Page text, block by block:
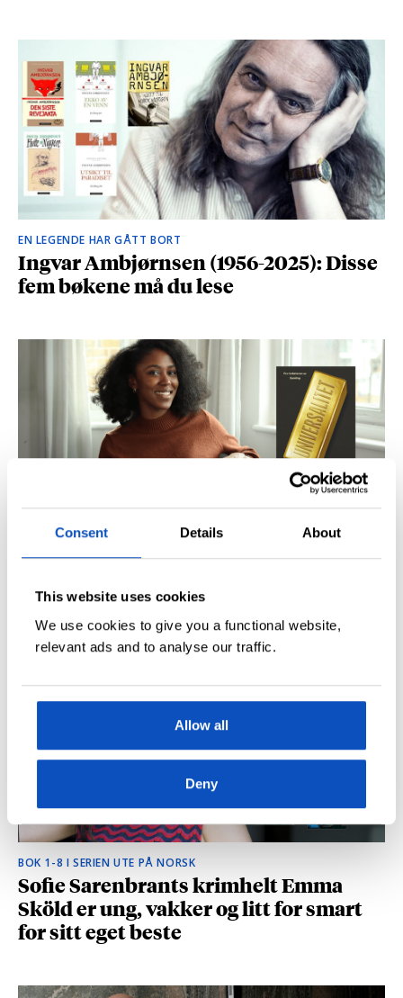
Consent Details About
This website uses cookies
We use cookies to give you a functional website,
relevant ads and to analyse our traffic.
Allow all
Deny
EN LEGENDE HAR GÅTT BORT
Ingvar Ambjørnsen (1956-2025): Disse
fem bøkene må du lese
BRITISK STJERNESKUDD
Kåret til en av Storbritannias beste
unge forfattere: – Fantastisk å høre
hvilke deler som fikk folk til å le høyt
BOK 1-8 I SERIEN UTE PÅ NORSK
Sofie Sarenbrants krimhelt Emma
Sköld er ung, vakker og litt for smart
for sitt eget beste